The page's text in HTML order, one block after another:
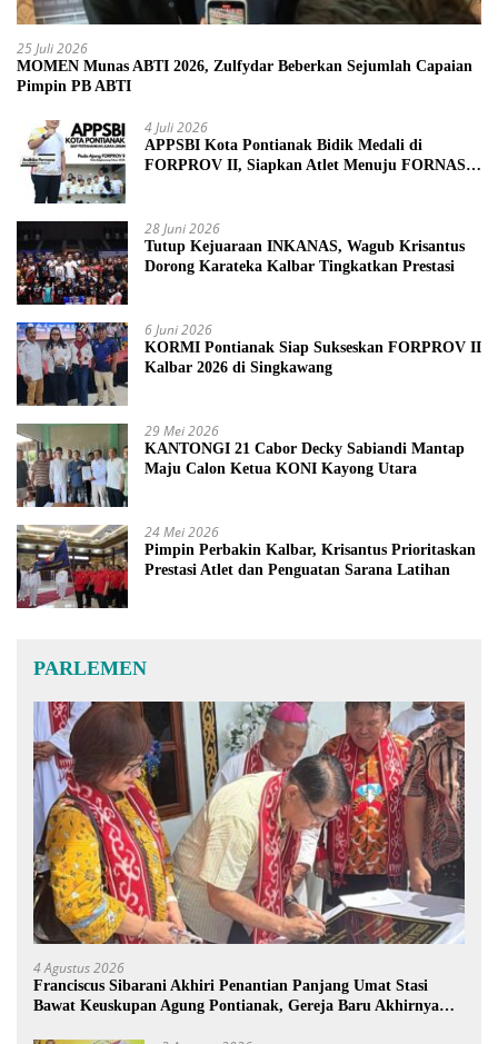
25 Juli 2026
MOMEN Munas ABTI 2026, Zulfydar Beberkan Sejumlah Capaian
Pimpin PB ABTI
4 Juli 2026
APPSBI Kota Pontianak Bidik Medali di
FORPROV II, Siapkan Atlet Menuju FORNAS
28 Juni 2026
Tutup Kejuaraan INKANAS, Wagub Krisantus
Dorong Karateka Kalbar Tingkatkan Prestasi
6 Juni 2026
KORMI Pontianak Siap Sukseskan FORPROV II
Kalbar 2026 di Singkawang
29 Mei 2026
KANTONGI 21 Cabor Decky Sabiandi Mantap
Maju Calon Ketua KONI Kayong Utara
24 Mei 2026
Pimpin Perbakin Kalbar, Krisantus Prioritaskan
Prestasi Atlet dan Penguatan Sarana Latihan
PARLEMEN
4 Agustus 2026
Franciscus Sibarani Akhiri Penantian Panjang Umat Stasi
Bawat Keuskupan Agung Pontianak, Gereja Baru Akhirnya